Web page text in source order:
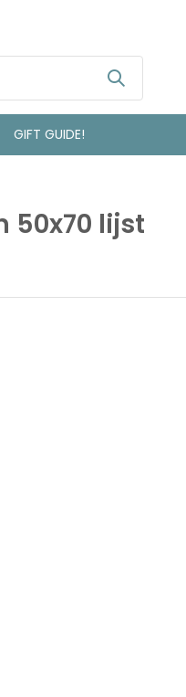
Design
GIFT GUIDE!
50x70 lijst